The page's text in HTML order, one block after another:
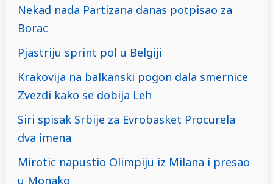
Nekad nada Partizana danas potpisao za
Borac
Pjastriju sprint pol u Belgiji
Krakovija na balkanski pogon dala smernice
Zvezdi kako se dobija Leh
Siri spisak Srbije za Evrobasket Procurela
dva imena
Mirotic napustio Olimpiju iz Milana i presao
u Monako